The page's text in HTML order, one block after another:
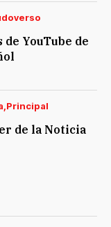
de YouTube de
Principal
de la Noticia